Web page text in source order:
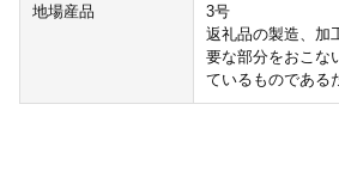
地場産品
3号
返礼品の製造、加
要な部分をおこな
ているものである